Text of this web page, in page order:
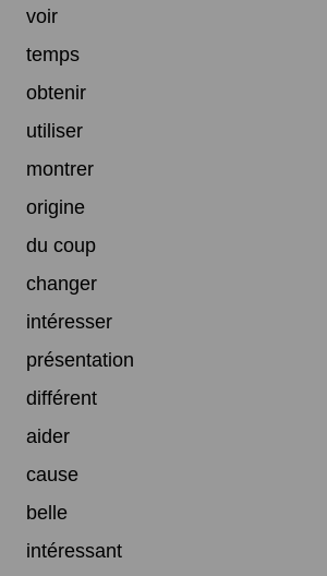
voir
temps
obtenir
utiliser
montrer
origine
du coup
changer
intéresser
présentation
différent
aider
cause
belle
intéressant